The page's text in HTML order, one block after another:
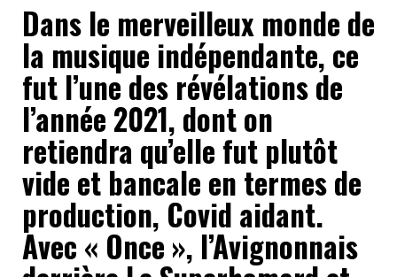
Dans le merveilleux monde de
la musique indépendante, ce
fut l’une des révélations de
l’année 2021, dont on
retiendra qu’elle fut plutôt
vide et bancale en termes de
production, Covid aidant.
Avec « Once », l’Avignonnais